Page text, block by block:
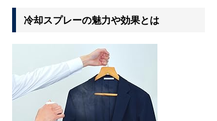
冷却スプレーの魅力や効果とは